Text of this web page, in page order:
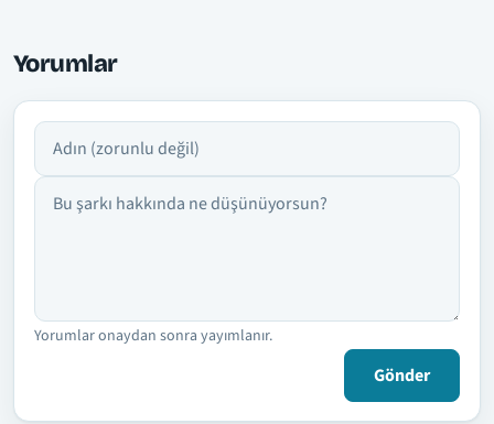
Yorumlar
Adın
Yorumun
Yorumlar onaydan sonra yayımlanır.
Gönder